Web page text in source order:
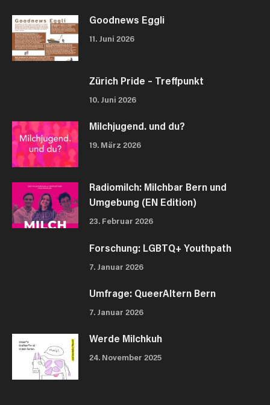
Goodnews Eggli
11. Juni 2026
Zürich Pride – Treffpunkt
10. Juni 2026
Milchjugend. und du?
19. März 2026
Radiomilch: Milchbar Bern und
Umgebung (EN Edition)
23. Februar 2026
Forschung: LGBTQ+ Youthpath
7. Januar 2026
Umfrage: QueerAltern Bern
7. Januar 2026
Werde Milchkuh
24. November 2025